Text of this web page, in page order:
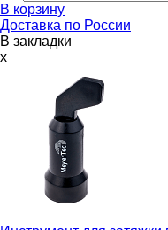
В корзину
Доставка по России
В закладки
x